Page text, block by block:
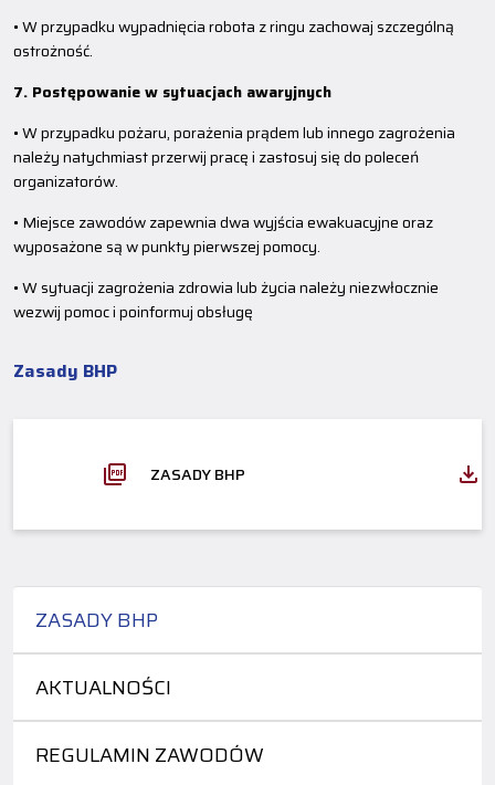
ZASADY BHP
AKTUALNOŚCI
REGULAMIN ZAWODÓW
• W przypadku wypadnięcia robota z ringu zachowaj szczególną
ostrożność.
7. Postępowanie w sytuacjach awaryjnych
• W przypadku pożaru, porażenia prądem lub innego zagrożenia
należy natychmiast przerwij pracę i zastosuj się do poleceń
organizatorów.
• Miejsce zawodów zapewnia dwa wyjścia ewakuacyjne oraz
wyposażone są w punkty pierwszej pomocy.
• W sytuacji zagrożenia zdrowia lub życia należy niezwłocznie
wezwij pomoc i poinformuj obsługę
Zasady BHP
ZASADY BHP